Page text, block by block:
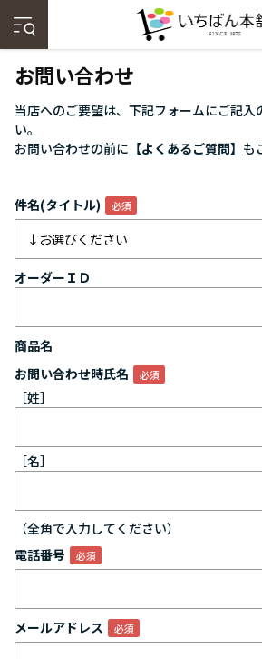
お問い合わせ
当店へのご要望は、下記フォームにご記入
い。
お問い合わせの前に 【よくあるご質問】 も
件名(タイトル)
オーダーＩＤ
商品名
お問い合わせ時氏名
［姓］
［名］
（全角で入力してください）
電話番号
メールアドレス